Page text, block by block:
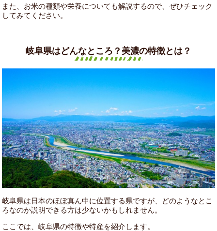
また、お米の種類や栄養についても解説するので、ぜひチェック
してみてください。
岐阜県はどんなところ？美濃の特徴とは？
岐阜県は日本のほぼ真ん中に位置する県ですが、どのようなとこ
ろなのか説明できる方は少ないかもしれません。
ここでは、岐阜県の特徴や特産を紹介します。